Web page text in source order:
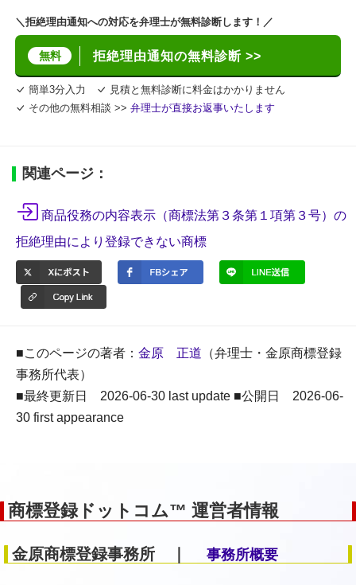
＼拒絶理由通知への対応を弁理士が無料診断します！／
無料 拒絶理由通知の無料診断 >>
簡単3分入力
見積と無料診断に料金はかかりません
その他の無料相談 >> 弁理士が直接お返事いたします
関連ページ：
商品役務の内容表示（商標法第３条第１項第３号）の
拒絶理由により登録できない商標
■このページの著者： 金原 正道 （弁理士・金原商標登録
事務所代表）
■最終更新日 2026-06-30 last update ■公開日 2026-06-
30 first appearance
商標登録ドットコム™ 運営者情報
金原商標登録事務所 ｜ 事務所概要